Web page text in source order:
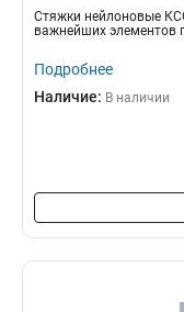
Стяжки нейлоновые
важнейших элементов
Подробнее
Наличие: В наличии